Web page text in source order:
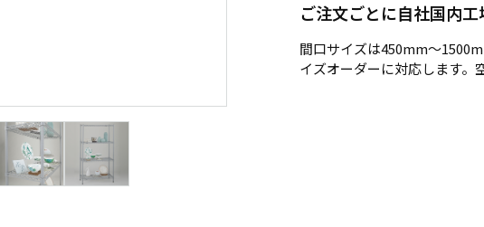
ご注文ごとに自社国内
間口サイズは450mm～
イズオーダーに対応します。